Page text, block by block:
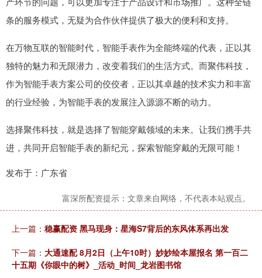
条的服务模式，无疑为合作伙伴提供了极大的便利和支持。
在万物互联的智能时代，智能手表作为全能终端的代表，正以其
独特的魅力和无限潜力，改变着我们的生活方式。而聚伟科技，
作为智能手表方案公司的佼佼者，正以其卓越的技术实力和丰富
的行业经验，为智能手表的发展注入源源不断的动力。
选择聚伟科技，就是选择了智能穿戴领域的未来。让我们携手共
进，共同开启智能手表的新纪元，探索智能穿戴的无限可能！
发布于：广东省
富深所配资提示：文章来自网络，不代表本站观点。
上一篇： 稳赢配资 黑马现身：星海S7背后的东风体系再出发
下一篇： 大通速配 8月2日（上午10时）妙妙绘本屋报名 第一百二
十五期《你眼中的树》_活动_时间_龙岩图书馆